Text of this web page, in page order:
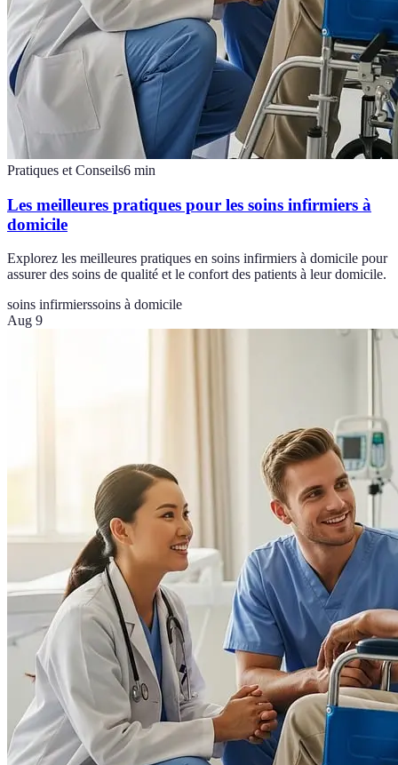
Pratiques et Conseils6 min
Les meilleures pratiques pour les soins infirmiers à
domicile
Explorez les meilleures pratiques en soins infirmiers à domicile pour
assurer des soins de qualité et le confort des patients à leur domicile.
soins infirmierssoins à domicile
Aug 9